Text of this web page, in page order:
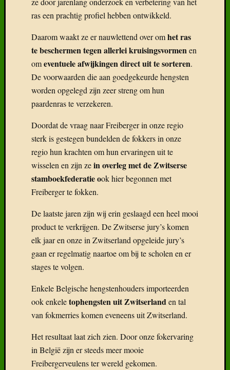
ras een prachtig profiel hebben ontwikkeld.
Daarom waakt ze er nauwlettend over omhet ras
te beschermen tegen allerlei kruisingsvormenen
omeventuele afwijkingen direct uit te sorteren.
De voorwaarden die aan goedgekeurde hengsten
worden opgelegd zijn zeer streng om hun
paardenras te verzekeren.
Doordat de vraag naar Freiberger in onze regio
sterk is gestegen bundelden de fokkers in onze
regio hun krachten om hun ervaringen uit te
wisselen en zijn zein overleg met de Zwitserse
stamboekfederatie ook hier begonnen met
Freiberger te fokken.
De laatste jaren zijn wij erin geslaagd een heel mooi
product te verkrijgen. De Zwitserse jury’s komen
elk jaar en onze in Zwitserland opgeleide jury’s
gaan er regelmatig naartoe om bij te scholen en er
stages te volgen.
Enkele Belgische hengstenhouders importeerden
ook enkeletophengsten uit Zwitserlanden tal
van fokmerries komen eveneens uit Zwitserland.
Het resultaat laat zich zien. Door onze fokervaring
in België zijn er steeds meer mooie
Freibergerveulens ter wereld gekomen.